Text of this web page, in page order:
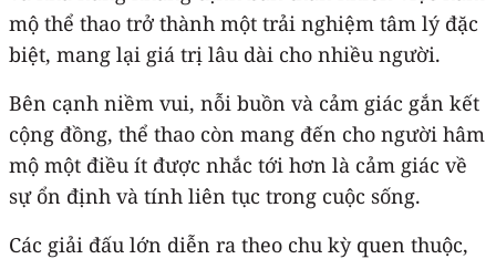
mộ thể thao trở thành một trải nghiệm tâm lý đặc
biệt, mang lại giá trị lâu dài cho nhiều người.
Bên cạnh niềm vui, nỗi buồn và cảm giác gắn kết
cộng đồng, thể thao còn mang đến cho người hâm
mộ một điều ít được nhắc tới hơn là cảm giác về
sự ổn định và tính liên tục trong cuộc sống.
Các giải đấu lớn diễn ra theo chu kỳ quen thuộc,